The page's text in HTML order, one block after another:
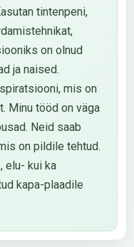
tintenpeni,
on olnud
ja naised.
mis on
Minu tööd on väga
Neid saab
on pildile tehtud.
elu- kui ka
kapa-plaadile